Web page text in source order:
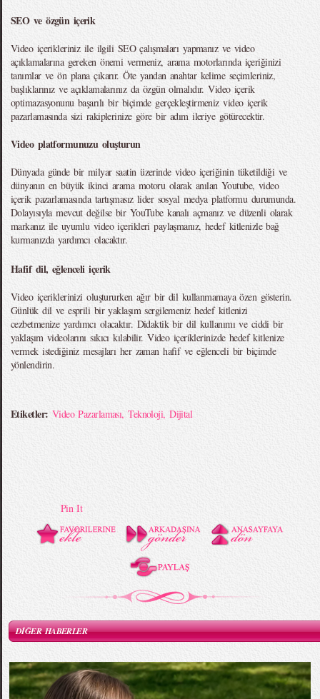
SEO ve özgün içerik
Video içerikleriniz ile ilgili SEO çalışmaları yapmanız ve video
açıklamalarına gereken önemi vermeniz, arama motorlarında içeriğinizi
tanımlar ve ön plana çıkarır. Öte yandan anahtar kelime seçimleriniz,
başlıklarınız ve açıklamalarınız da özgün olmalıdır. Video içerik
optimazasyonunu başarılı bir biçimde gerçekleştirmeniz video içerik
pazarlamasında sizi rakiplerinize göre bir adım ileriye götürecektir.
Video platformunuzu oluşturun
Dünyada günde bir milyar saatin üzerinde video içeriğinin tüketildiği ve
dünyanın en büyük ikinci arama motoru olarak anılan Youtube, video
içerik pazarlamasında tartışmasız lider sosyal medya platformu durumunda.
Dolayısıyla mevcut değilse bir YouTube kanalı açmanız ve düzenli olarak
markanız ile uyumlu video içerikleri paylaşmanız, hedef kitlenizle bağ
kurmanızda yardımcı olacaktır.
Hafif dil, eğlenceli içerik
Video içeriklerinizi oluştururken ağır bir dil kullanmamaya özen gösterin.
Günlük dil ve esprili bir yaklaşım sergilemeniz hedef kitlenizi
cezbetmenize yardımcı olacaktır. Didaktik bir dil kullanımı ve ciddi bir
yaklaşım videolarını sıkıcı kılabilir. Video içeriklerinizde hedef kitlenize
vermek istediğiniz mesajları her zaman hafif ve eğlenceli bir biçimde
yönlendirin.
Etiketler: Video Pazarlaması,Teknoloji,Dijital
Pin It
DİĞER HABERLER